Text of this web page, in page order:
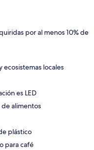
por al menos 10% de
ecosistemas locales
es LED
alimentos
plástico
para café